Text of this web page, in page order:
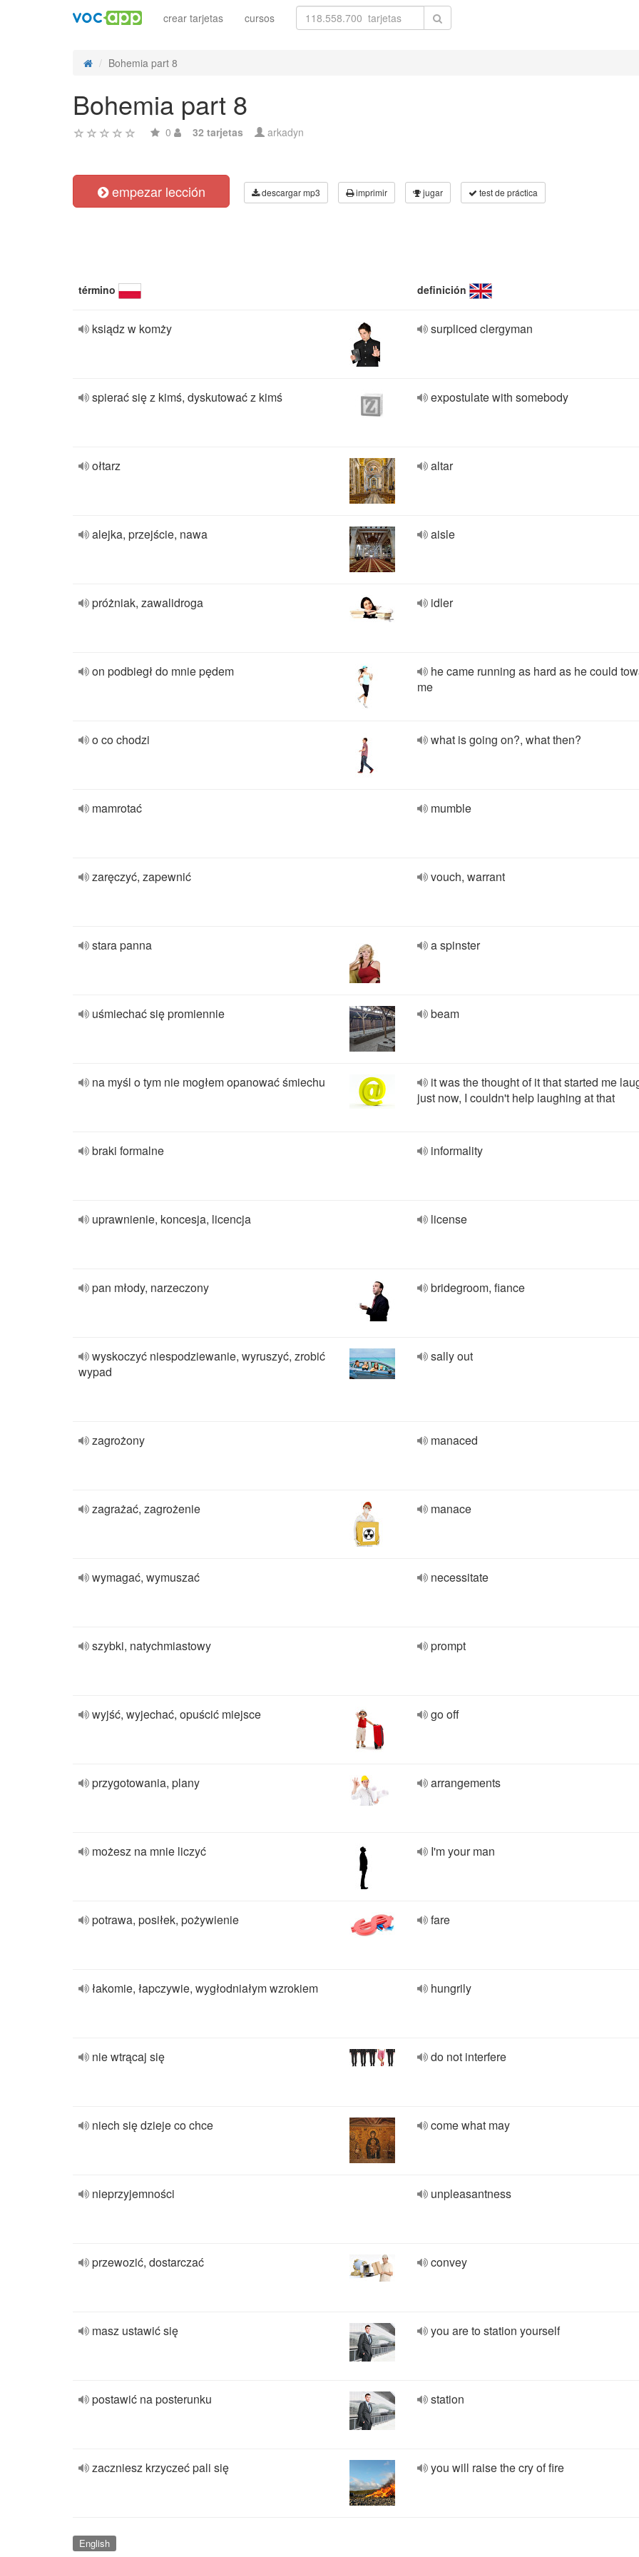
crear tarjetas cursos
Bohemia part 8
Bohemia part 8
0 32 tarjetas arkadyn
empezar lección descargar mp3 imprimir jugar test de práctica
término definición
ksiądz w komży surpliced clergyman
spierać się z kimś, dyskutować z kimś expostulate with somebody
ołtarz altar
alejka, przejście, nawa aisle
próżniak, zawalidroga idler
on podbiegł do mnie pędem
he came running as hard as he could
me
o co chodzi what is going on?, what then?
mamrotać mumble
zaręczyć, zapewnić vouch, warrant
stara panna a spinster
uśmiechać się promiennie beam
na myśl o tym nie mogłem opanować śmiechu
it was the thought of it that started me
just now, I couldn't help laughing at that
braki formalne informality
uprawnienie, koncesja, licencja license
pan młody, narzeczony bridegroom, fiance
wyskoczyć niespodziewanie, wyruszyć, zrobić
wypad
sally out
zagrożony manaced
zagrażać, zagrożenie manace
wymagać, wymuszać necessitate
szybki, natychmiastowy prompt
wyjść, wyjechać, opuścić miejsce go off
przygotowania, plany arrangements
możesz na mnie liczyć I'm your man
potrawa, posiłek, pożywienie fare
łakomie, łapczywie, wygłodniałym wzrokiem hungrily
nie wtrącaj się do not interfere
niech się dzieje co chce come what may
nieprzyjemności unpleasantness
przewozić, dostarczać convey
masz ustawić się you are to station yourself
postawić na posterunku station
zaczniesz krzyczeć pali się you will raise the cry of fire
English